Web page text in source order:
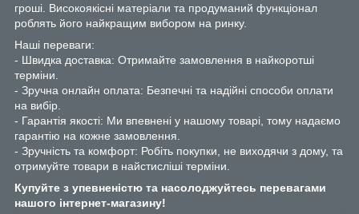
гроші. Високоякісні матеріали та продуманий функціонал
роблять його найкращим вибором на ринку.
Наші переваги:
- Швидка доставка: Отримайте замовлення в найкоротші
терміни.
- Зручна онлайн оплата: Безпечні та надійні способи оплати
на вибір.
- Гарантія якості: Ми впевнені у нашому товарі, тому надаємо
гарантію на кожне замовлення.
- Зручність та комфорт: Робіть покупки, не виходячи з дому, та
отримуйте товари в найстисліші терміни.
Купуйте з упевненістю та насолоджуйтесь перевагами
нашого інтернет-магазину!